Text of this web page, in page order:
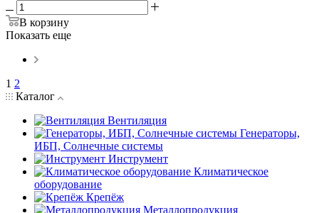
В корзину
Показать еще
1 2
Каталог
Вентиляция
Генераторы,
ИБП, Солнечные системы
Инструмент
Климатическое
оборудование
Крепёж
Металлопродукция